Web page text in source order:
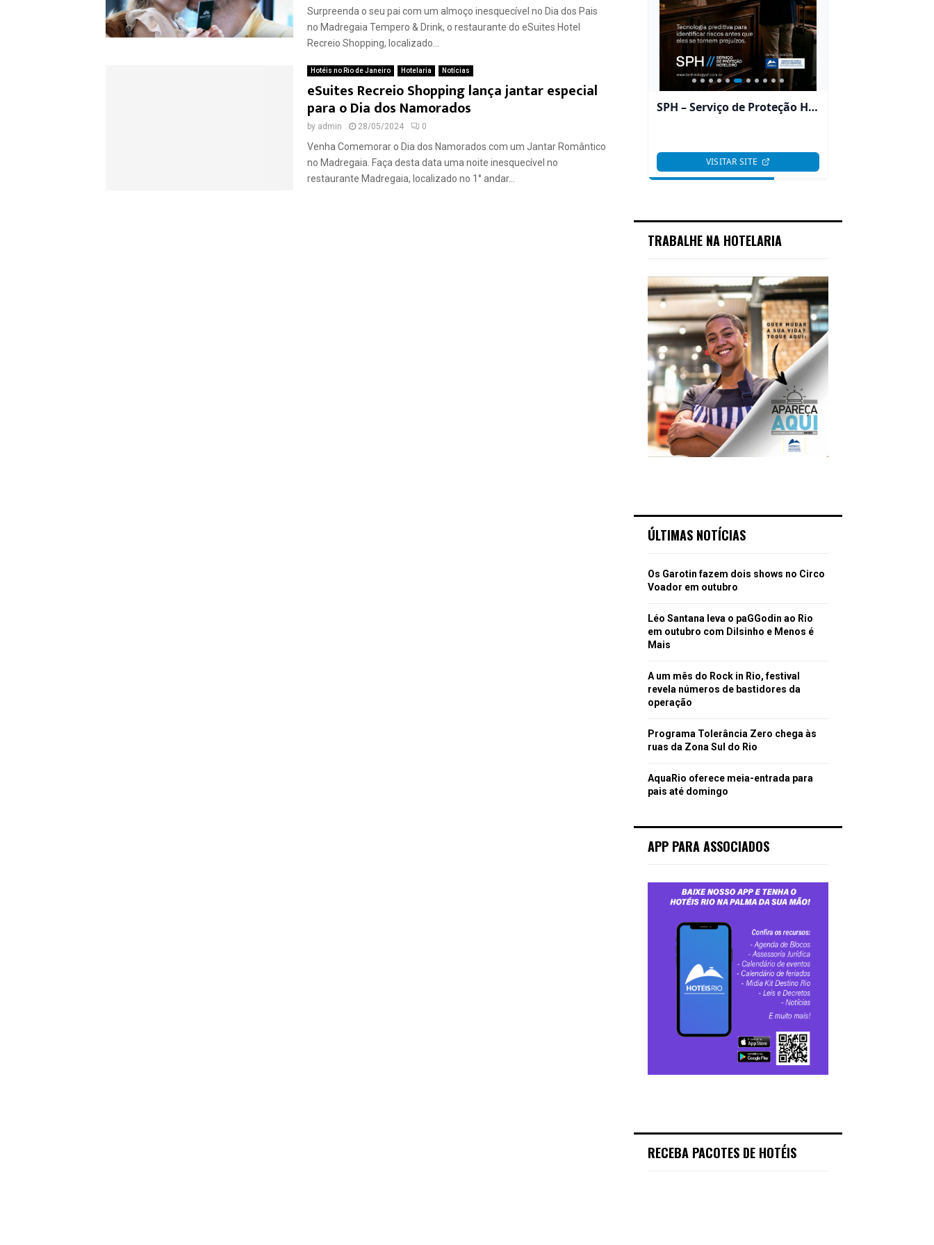
Surpreenda o seu pai com um almoço inesquecível no Dia dos Pais
no Madregaia Tempero & Drink, o restaurante do eSuites Hotel
Recreio Shopping, localizado...
Hotéis no Rio de Janeiro Hotelaria Notícias
eSuites Recreio Shopping lança jantar especial
para o Dia dos Namorados
by admin 28/05/2024 0
Venha Comemorar o Dia dos Namorados com um Jantar Romântico
no Madregaia. Faça desta data uma noite inesquecível no
restaurante Madregaia, localizado no 1° andar...
TRABALHE NA HOTELARIA
ÚLTIMAS NOTÍCIAS
Os Garotin fazem dois shows no Circo
Voador em outubro
Léo Santana leva o paGGodin ao Rio
em outubro com Dilsinho e Menos é
Mais
A um mês do Rock in Rio, festival
revela números de bastidores da
operação
Programa Tolerância Zero chega às
ruas da Zona Sul do Rio
AquaRio oferece meia-entrada para
pais até domingo
APP PARA ASSOCIADOS
RECEBA PACOTES DE HOTÉIS